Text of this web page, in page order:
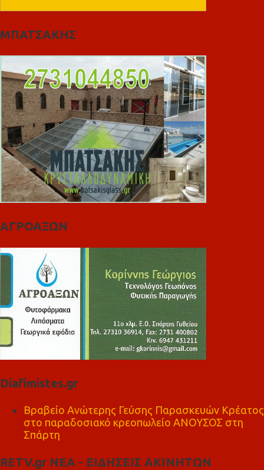
ΜΠΑΤΣΑΚΗΣ
ΑΓΡΟΑΞΩΝ
Diafimistes.gr
Βραβείο Ανώτερης Γεύσης Παρασκευών Κρέατος
στο παραδοσιακό κρεοπωλείο ΑΝΟΥΣΟΣ στη
Σπάρτη
RETV.gr ΝΕΑ - ΕΙΔΗΣΕΙΣ ΑΚΙΝΗΤΩΝ